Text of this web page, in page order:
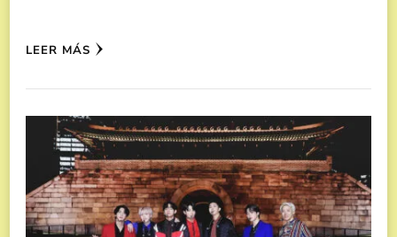
LEER MÁS